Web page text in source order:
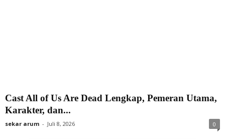
Cast All of Us Are Dead Lengkap, Pemeran Utama,
Karakter, dan...
sekar arum - Juli 8, 2026 0